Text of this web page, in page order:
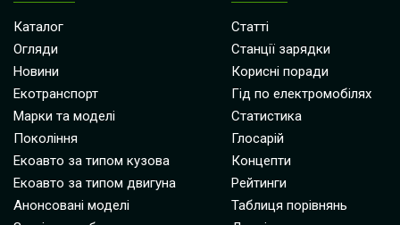
Каталог
Огляди
Новини
Екотранспорт
Марки та моделі
Покоління
Екоавто за типом кузова
Екоавто за типом двигуна
Анонсовані моделі
Статті
Станції зарядки
Корисні поради
Гід по електромобілях
Статистика
Глосарій
Концепти
Рейтинги
Таблиця порівнянь